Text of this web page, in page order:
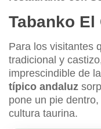
Tabanko El
Para los visitantes
tradicional y
imprescindible de
típico andaluz
pone un pie
cultura taurina.